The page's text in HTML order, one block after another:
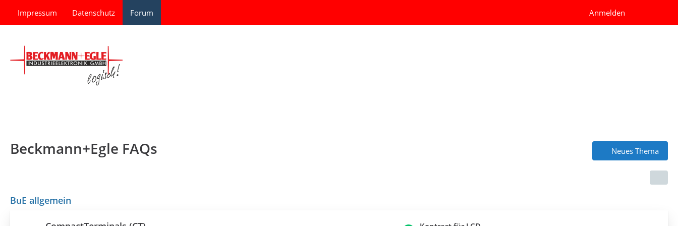
Impressum Datenschutz Forum Anmelden
Beckmann+Egle FAQs Neues Thema
BuE allgemein